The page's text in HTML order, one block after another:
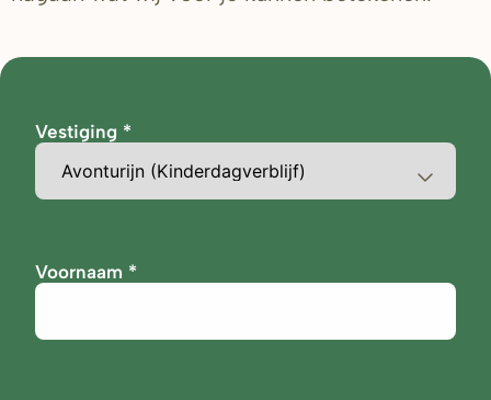
Vestiging
Voornaam